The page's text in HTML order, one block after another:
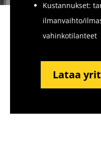
Kustannukset:
ilmanvaihto/
vahinkotilanteet
Lataa